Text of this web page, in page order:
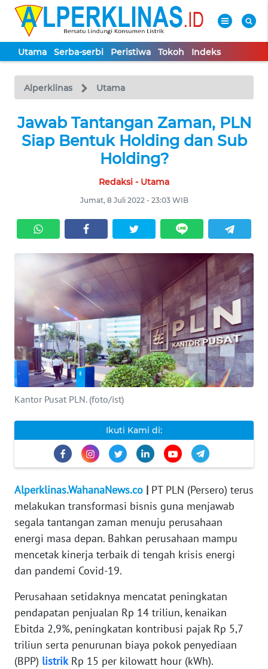
Utama Serba-serbi Peristiwa Tokoh Indeks
Alperklinas Utama
Jawab Tantangan Zaman, PLN
Siap Bentuk Holding dan Sub
Holding?
Redaksi - Utama
Jumat, 8 Juli 2022 - 23:03 WIB
Kantor Pusat PLN. (foto/ist)
Ikuti Kami di:
Alperklinas.WahanaNews.co | PT PLN (Persero) terus
melakukan transformasi bisnis guna menjawab
segala tantangan zaman menuju perusahaan
energi masa depan. Bahkan perusahaan mampu
mencetak kinerja terbaik di tengah krisis energi
dan pandemi Covid-19.
Perusahaan setidaknya mencatat peningkatan
pendapatan penjualan Rp 14 triliun, kenaikan
Ebitda 2,9%, peningkatan kontribusi pajak Rp 5,7
triliun serta penurunan biaya pokok penyediaan
(BPP) listrikRp 15 per kilowatt hour (kWh).
TV
Tutup
UTAMA
TOKOH
BERITA
KONTAK
KAMI
INFO
IKLAN
KAMI
PEDOMAN
SIBER
REDAKSI
KARIR
DISCLAIMER
Wahana
News
Regional